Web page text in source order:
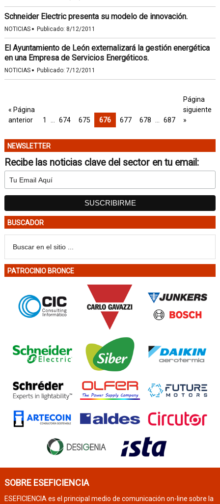
Schneider Electric presenta su modelo de innovación.
NOTICIAS · Publicado: 8/12/2011
El Ayuntamiento de León externalizará la gestión energética
en una Empresa de Servicios Energéticos.
NOTICIAS · Publicado: 7/12/2011
« Página
anterior
1 674 675 676 677 678 687
Página
siguiente
»
NEWSLETTER
Recibe las noticias clave del sector en tu email:
BUSCADOR
PATROCINIO BRONCE
SOBRE ESEFICIENCIA
ESEFICIENCIA es el principal medio de comunicación on-line sobre la